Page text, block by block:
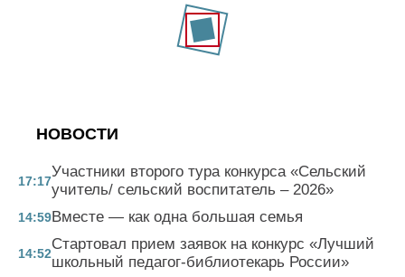
НОВОСТИ
17:17
Участники второго тура конкурса «Сельский
учитель/ сельский воспитатель – 2026»
14:59Вместе — как одна большая семья
14:52
Стартовал прием заявок на конкурс «Лучший
школьный педагог-библиотекарь России»